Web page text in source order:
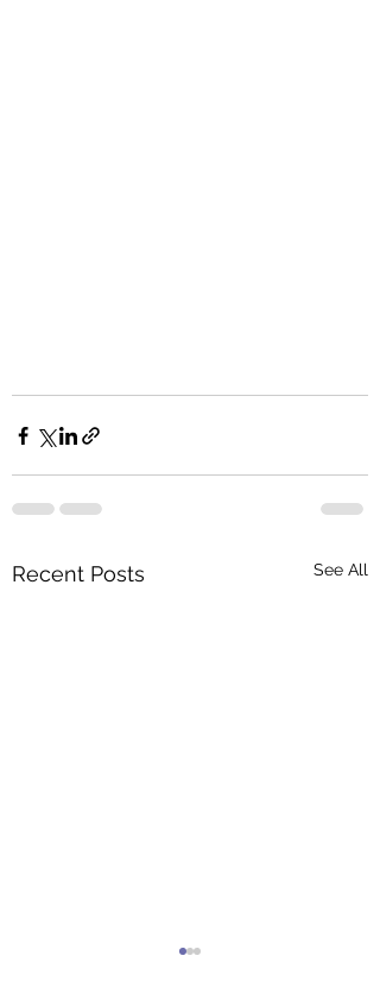
Recent Posts See All